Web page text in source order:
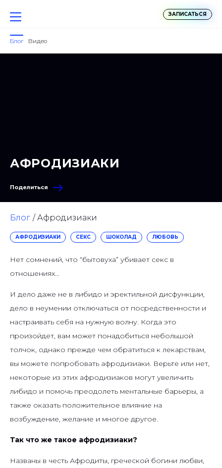
ЗАПИСАТЬСЯ
Блог Видео
АФРОДИЗИАКИ
Поделиться
Блог Афродизиаки
АФРОДИЗИАКИ СЕКС ШОКОЛАД ЛЮБОВЬ
Нет сомнений, что “бытовуха” убивает секс в
отношениях…
И дело даже не в либидо и эректильной дисфункции,
дело в неумении отключаться от посредственности и
настраивать себя на нужную волну. Когда это
произойдет, вам может понадобиться небольшой
толчок, однако прежде чем обратиться к лекарствам,
вы можете попробовать афродизиаки. Верьте или нет,
некоторые из этих афродизиаков могут увеличить
либидо и помочь преодолеть ментальные барьеры, а
также оказать положительное влияние на
возбуждение, желание и многое другое.
Так что же такое афродизиаки?
Названы в честь Афродиты, греческой богини любви,